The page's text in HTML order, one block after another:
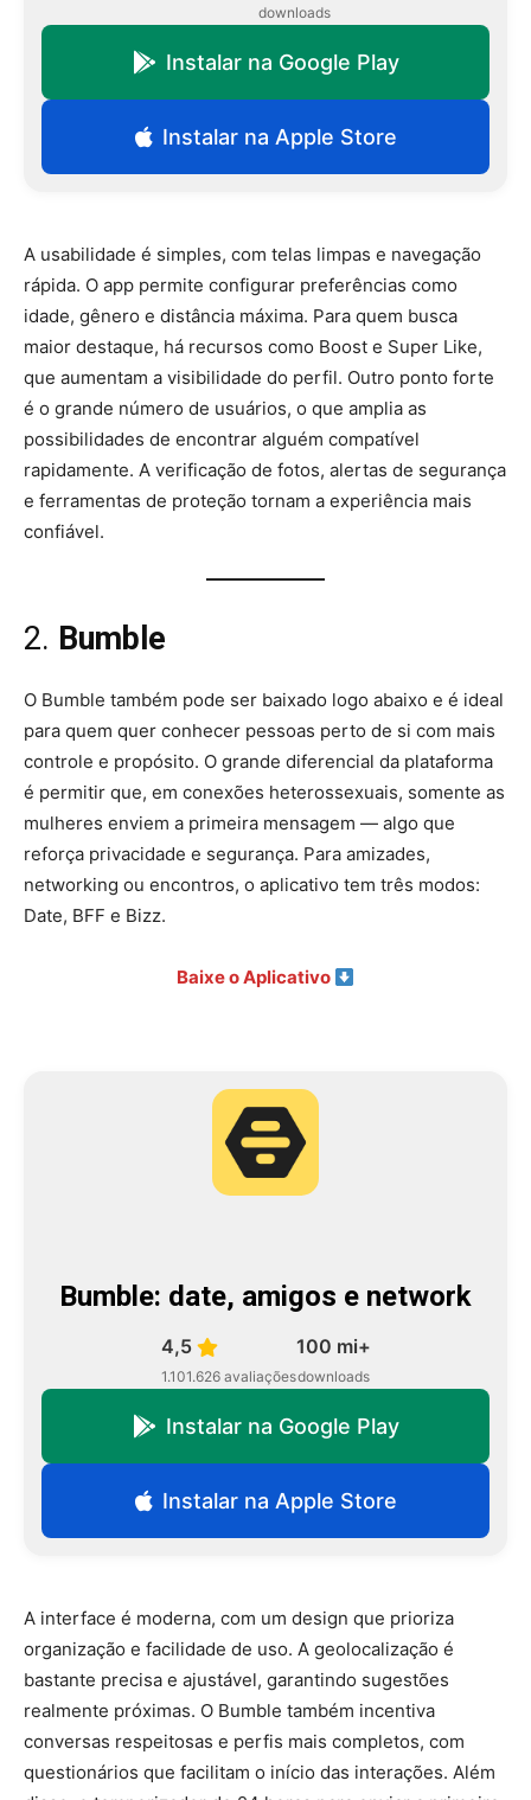
downloads
Instalar na Google Play
Instalar na Apple Store
A usabilidade é simples, com telas limpas e navegação
rápida. O app permite configurar preferências como
idade, gênero e distância máxima. Para quem busca
maior destaque, há recursos como Boost e Super Like,
que aumentam a visibilidade do perfil. Outro ponto forte
é o grande número de usuários, o que amplia as
possibilidades de encontrar alguém compatível
rapidamente. A verificação de fotos, alertas de segurança
e ferramentas de proteção tornam a experiência mais
confiável.
2. Bumble
O Bumble também pode ser baixado logo abaixo e é ideal
para quem quer conhecer pessoas perto de si com mais
controle e propósito. O grande diferencial da plataforma
é permitir que, em conexões heterossexuais, somente as
mulheres enviem a primeira mensagem — algo que
reforça privacidade e segurança. Para amizades,
networking ou encontros, o aplicativo tem três modos:
Date, BFF e Bizz.
Baixe o Aplicativo
Bumble: date, amigos e network
4,5
1.101.626 avaliações
100 mi+
downloads
Instalar na Google Play
Instalar na Apple Store
A interface é moderna, com um design que prioriza
organização e facilidade de uso. A geolocalização é
bastante precisa e ajustável, garantindo sugestões
realmente próximas. O Bumble também incentiva
conversas respeitosas e perfis mais completos, com
questionários que facilitam o início das interações. Além